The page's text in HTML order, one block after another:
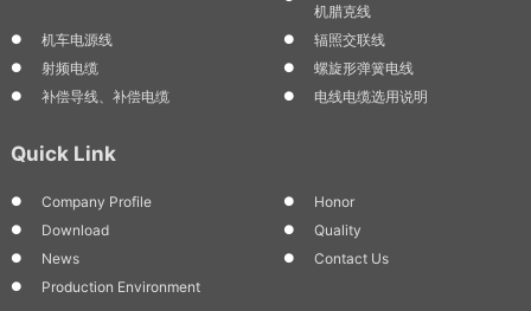
机腊克线
机车电源线
辐照交联线
射频电缆
螺旋形弹簧电线
补偿导线、补偿电缆
电线电缆选用说明
Quick Link
Company Profile
Honor
Download
Quality
News
Contact Us
Production Environment